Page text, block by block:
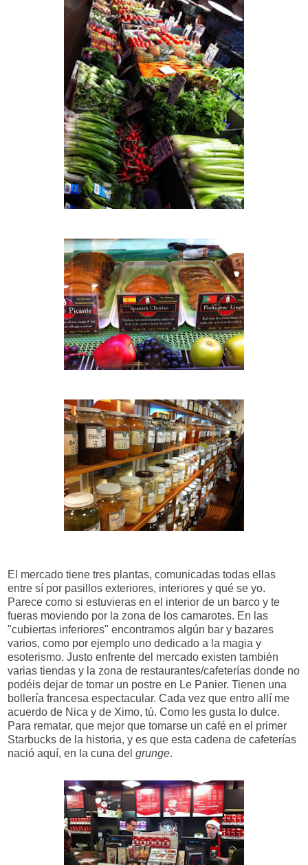
El mercado tiene tres plantas, comunicadas todas ellas
entre sí por pasillos exteriores, interiores y qué se yo.
Parece como si estuvieras en el interior de un barco y te
fueras moviendo por la zona de los camarotes. En las
"cubiertas inferiores" encontramos algún bar y bazares
varios, como por ejemplo uno dedicado a la magia y
esoterismo. Justo enfrente del mercado existen también
varias tiendas y la zona de restaurantes/cafeterías donde no
podéis dejar de tomar un postre en Le Panier. Tienen una
bollería francesa espectacular. Cada vez que entro allí me
acuerdo de Nica y de Ximo, tú. Como les gusta lo dulce.
Para rematar, que mejor que tomarse un café en el primer
Starbucks de la historia, y es que esta cadena de cafeterías
nació aquí, en la cuna del grunge.